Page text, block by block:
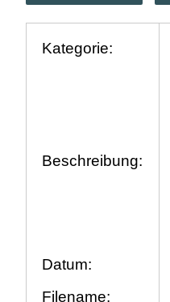
Kategorie:
Beschreibung:
Datum:
Filename: